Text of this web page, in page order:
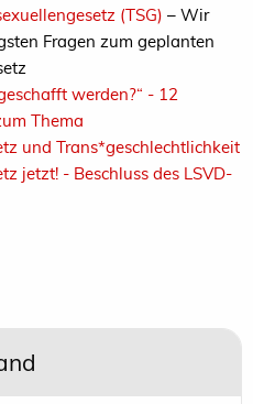
(TSG) – Wir
Fragen zum geplanten
werden?“ - 12
Thema
und Trans*geschlechtlichkeit
jetzt! - Beschluss des LSVD-